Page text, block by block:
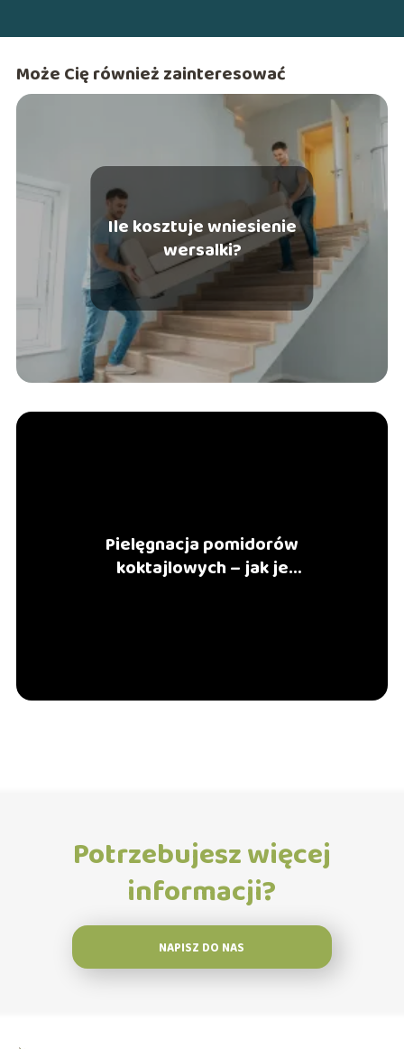
Może Cię również zainteresować
Ile kosztuje wniesienie
wersalki?
Pielęgnacja pomidorów
koktajlowych – jak je
Potrzebujesz więcej
informacji?
NAPISZ DO NAS